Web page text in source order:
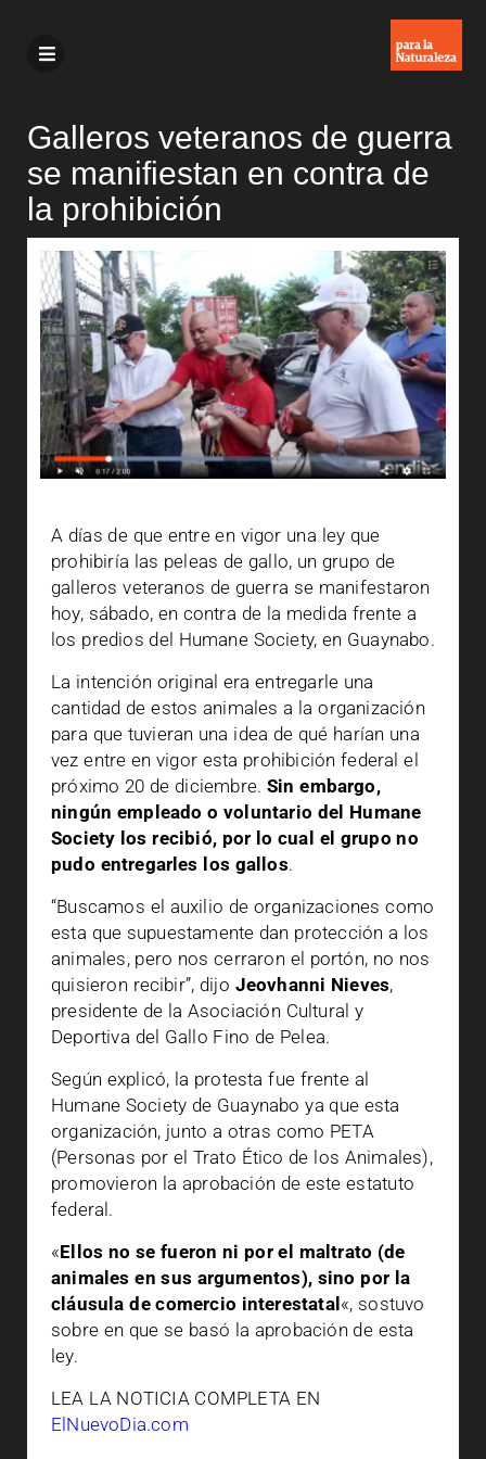
Galleros veteranos de guerra
se manifiestan en contra de
la prohibición
A días de que entre en vigor una ley que
prohibiría las peleas de gallo, un grupo de
galleros veteranos de guerra se manifestaron
hoy, sábado, en contra de la medida frente a
los predios del Humane Society, en Guaynabo.
La intención original era entregarle una
cantidad de estos animales a la organización
para que tuvieran una idea de qué harían una
vez entre en vigor esta prohibición federal el
próximo 20 de diciembre. Sin embargo,
ningún empleado o voluntario del Humane
Society los recibió, por lo cual el grupo no
pudo entregarles los gallos.
“Buscamos el auxilio de organizaciones como
esta que supuestamente dan protección a los
animales, pero nos cerraron el portón, no nos
quisieron recibir”, dijo Jeovhanni Nieves,
presidente de la Asociación Cultural y
Deportiva del Gallo Fino de Pelea.
Según explicó, la protesta fue frente al
Humane Society de Guaynabo ya que esta
organización, junto a otras como PETA
(Personas por el Trato Ético de los Animales),
promovieron la aprobación de este estatuto
federal.
« Ellos no se fueron ni por el maltrato (de
animales en sus argumentos), sino por la
cláusula de comercio interestatal «, sostuvo
sobre en que se basó la aprobación de esta
ley.
LEA LA NOTICIA COMPLETA EN
ElNuevoDia.com